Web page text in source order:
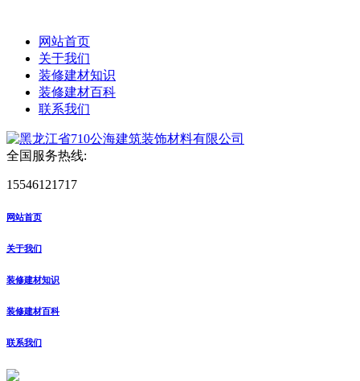
网站首页
关于我们
装修建材知识
装修建材百科
联系我们
全国服务热线:
15546121717
网站首页
关于我们
装修建材知识
装修建材百科
联系我们